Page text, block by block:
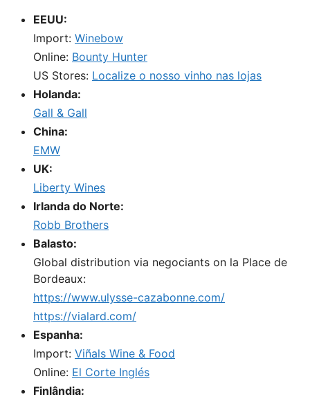
EEUU:
Import: Winebow
Online: Bounty Hunter
US Stores: Localize o nosso vinho nas lojas
Holanda:
Gall & Gall
China:
EMW
UK:
Liberty Wines
Irlanda do Norte:
Robb Brothers
Balasto:
Global distribution via negociants on la Place de
Bordeaux:
https://www.ulysse-cazabonne.com/
https://vialard.com/
Espanha:
Import: Viñals Wine & Food
Online: El Corte Inglés
Finlândia: